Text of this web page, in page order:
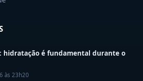
hidratação é fundamental durante o
às 23h20